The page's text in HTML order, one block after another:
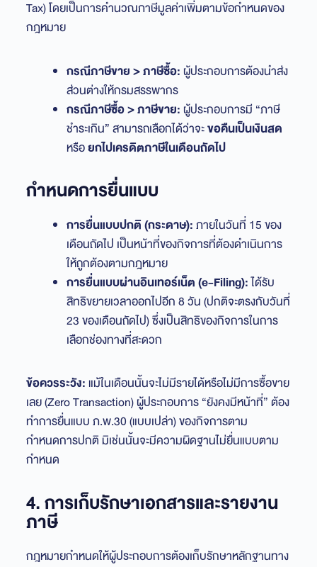
Tax) โดยเป็นการคำนวณภาษีมูลค่าเพิ่มตามข้อกำหนดของ
กฎหมาย
กรณีภาษีขาย > ภาษีซื้อ: ผู้ประกอบการต้องนำส่ง
ส่วนต่างให้กรมสรรพากร
กรณีภาษีซื้อ > ภาษีขาย: ผู้ประกอบการมี “ภาษี
ชำระเกิน” สามารถเลือกได้ว่าจะขอคืนเป็นเงินสด
หรือยกไปเครดิตภาษีในเดือนถัดไป
กำหนดการยื่นแบบ
การยื่นแบบปกติ (กระดาษ):ภายในวันที่ 15 ของ
เดือนถัดไป เป็นหน้าที่ของกิจการที่ต้องดำเนินการ
ให้ถูกต้องตามกฎหมาย
การยื่นแบบผ่านอินเทอร์เน็ต (e-Filing):ได้รับ
สิทธิขยายเวลาออกไปอีก 8 วัน (ปกติจะตรงกับวันที่
23 ของเดือนถัดไป) ซึ่งเป็นสิทธิของกิจการในการ
เลือกช่องทางที่สะดวก
ข้อควรระวัง: แม้ในเดือนนั้นจะไม่มีรายได้หรือไม่มีการซื้อขาย
เลย (Zero Transaction) ผู้ประกอบการ “ยังคงมีหน้าที่” ต้อง
ทำการยื่นแบบ ภ.พ.30 (แบบเปล่า) ของกิจการตาม
กำหนดการปกติ มิเช่นนั้นจะมีความผิดฐานไม่ยื่นแบบตาม
กำหนด
4. การเก็บรักษาเอกสารและรายงาน
ภาษี
กฎหมายกำหนดให้ผู้ประกอบการต้องเก็บรักษาหลักฐานทาง